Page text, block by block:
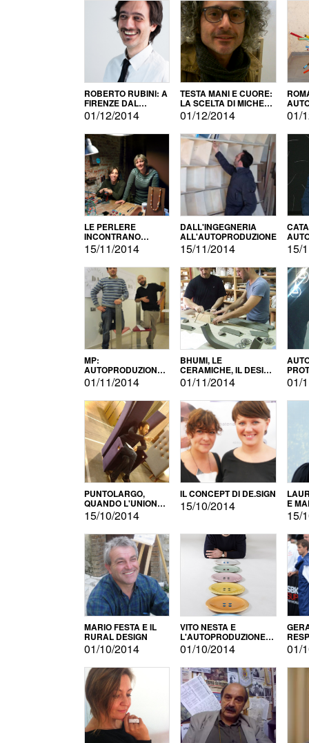
ROBERTO RUBINI: A
FIRENZE DAL
PRODOTTO ALLA
PROMOZIONE
01/12/2014
TESTA MANI E CUORE:
LA SCELTA DI MICHELE
BARBERIO
01/12/2014 01/
LE PERLERE
INCONTRANO
L'AUTOPRODUZIONE
15/11/2014
DALL'INGEGNERIA
ALL'AUTOPRODUZIONE
15/11/2014 15/
MP:
AUTOPRODUZIONE
E INNOVAZIONE
01/11/2014
BHUMI, LE
CERAMICHE, IL DESIGN
E L'AUTOPRODUZIONE
01/11/2014 01/
PUNTOLARGO,
QUANDO L'UNIONE
FA LA FORZA E
VINCE
15/10/2014
IL CONCEPT DI DE.SIGN
15/10/2014 E
15/
MARIO FESTA E IL
RURAL DESIGN
01/10/2014
VITO NESTA E
L'AUTOPRODUZIONE
COME RECUPERO DEI
SIMBOLI
01/10/2014 01/